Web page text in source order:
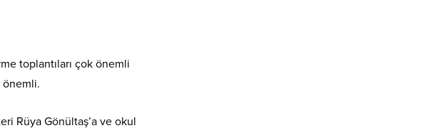
toplantıları çok önemli
önemli.
Rüya Gönültaş’a ve okul